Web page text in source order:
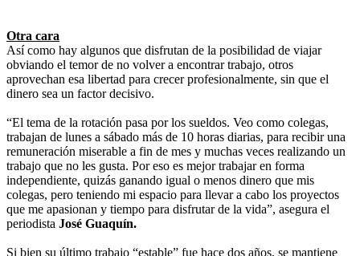
Otra cara
Así como hay algunos que disfrutan de la posibilidad de viajar
obviando el temor de no volver a encontrar trabajo, otros
aprovechan esa libertad para crecer profesionalmente, sin que el
dinero sea un factor decisivo.
“El tema de la rotación pasa por los sueldos. Veo como colegas,
trabajan de lunes a sábado más de 10 horas diarias, para recibir una
remuneración miserable a fin de mes y muchas veces realizando un
trabajo que no les gusta. Por eso es mejor trabajar en forma
independiente, quizás ganando igual o menos dinero que mis
colegas, pero teniendo mi espacio para llevar a cabo los proyectos
que me apasionan y tiempo para disfrutar de la vida”, asegura el
periodista José Guaquín.
Si bien su último trabajo “estable” fue hace dos años, se mantiene